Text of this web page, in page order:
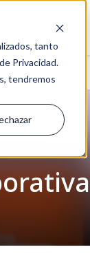
tanto
Privacidad.
tendremos